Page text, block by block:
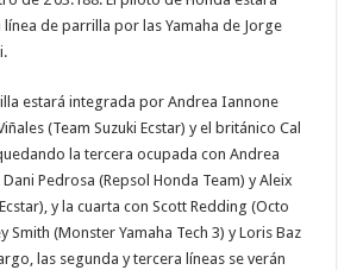
de parrilla por las Yamaha de Jorge
estará integrada por Andrea Iannone
(Team Suzuki Ecstar) y el británico Cal
la tercera ocupada con Andrea
Pedrosa (Repsol Honda Team) y Aleix
y la cuarta con Scott Redding (Octo
Smith (Monster Yamaha Tech 3) y Loris Baz
las segunda y tercera líneas se verán